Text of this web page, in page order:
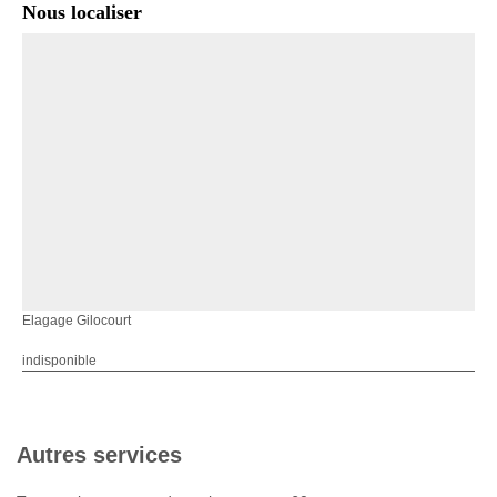
Nous localiser
Elagage Gilocourt
indisponible
Autres services